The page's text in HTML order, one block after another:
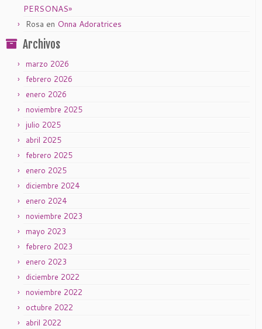
PERSONAS»
Rosa en Onna Adoratrices
Archivos
marzo 2026
febrero 2026
enero 2026
noviembre 2025
julio 2025
abril 2025
febrero 2025
enero 2025
diciembre 2024
enero 2024
noviembre 2023
mayo 2023
febrero 2023
enero 2023
diciembre 2022
noviembre 2022
octubre 2022
abril 2022